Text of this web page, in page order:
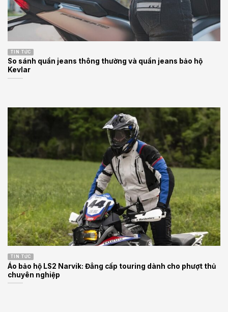
TIN TỨC
So sánh quần jeans thông thường và quần jeans bảo hộ
Kevlar
TIN TỨC
Áo bảo hộ LS2 Narvik: Đẳng cấp touring dành cho phượt thủ
chuyên nghiệp